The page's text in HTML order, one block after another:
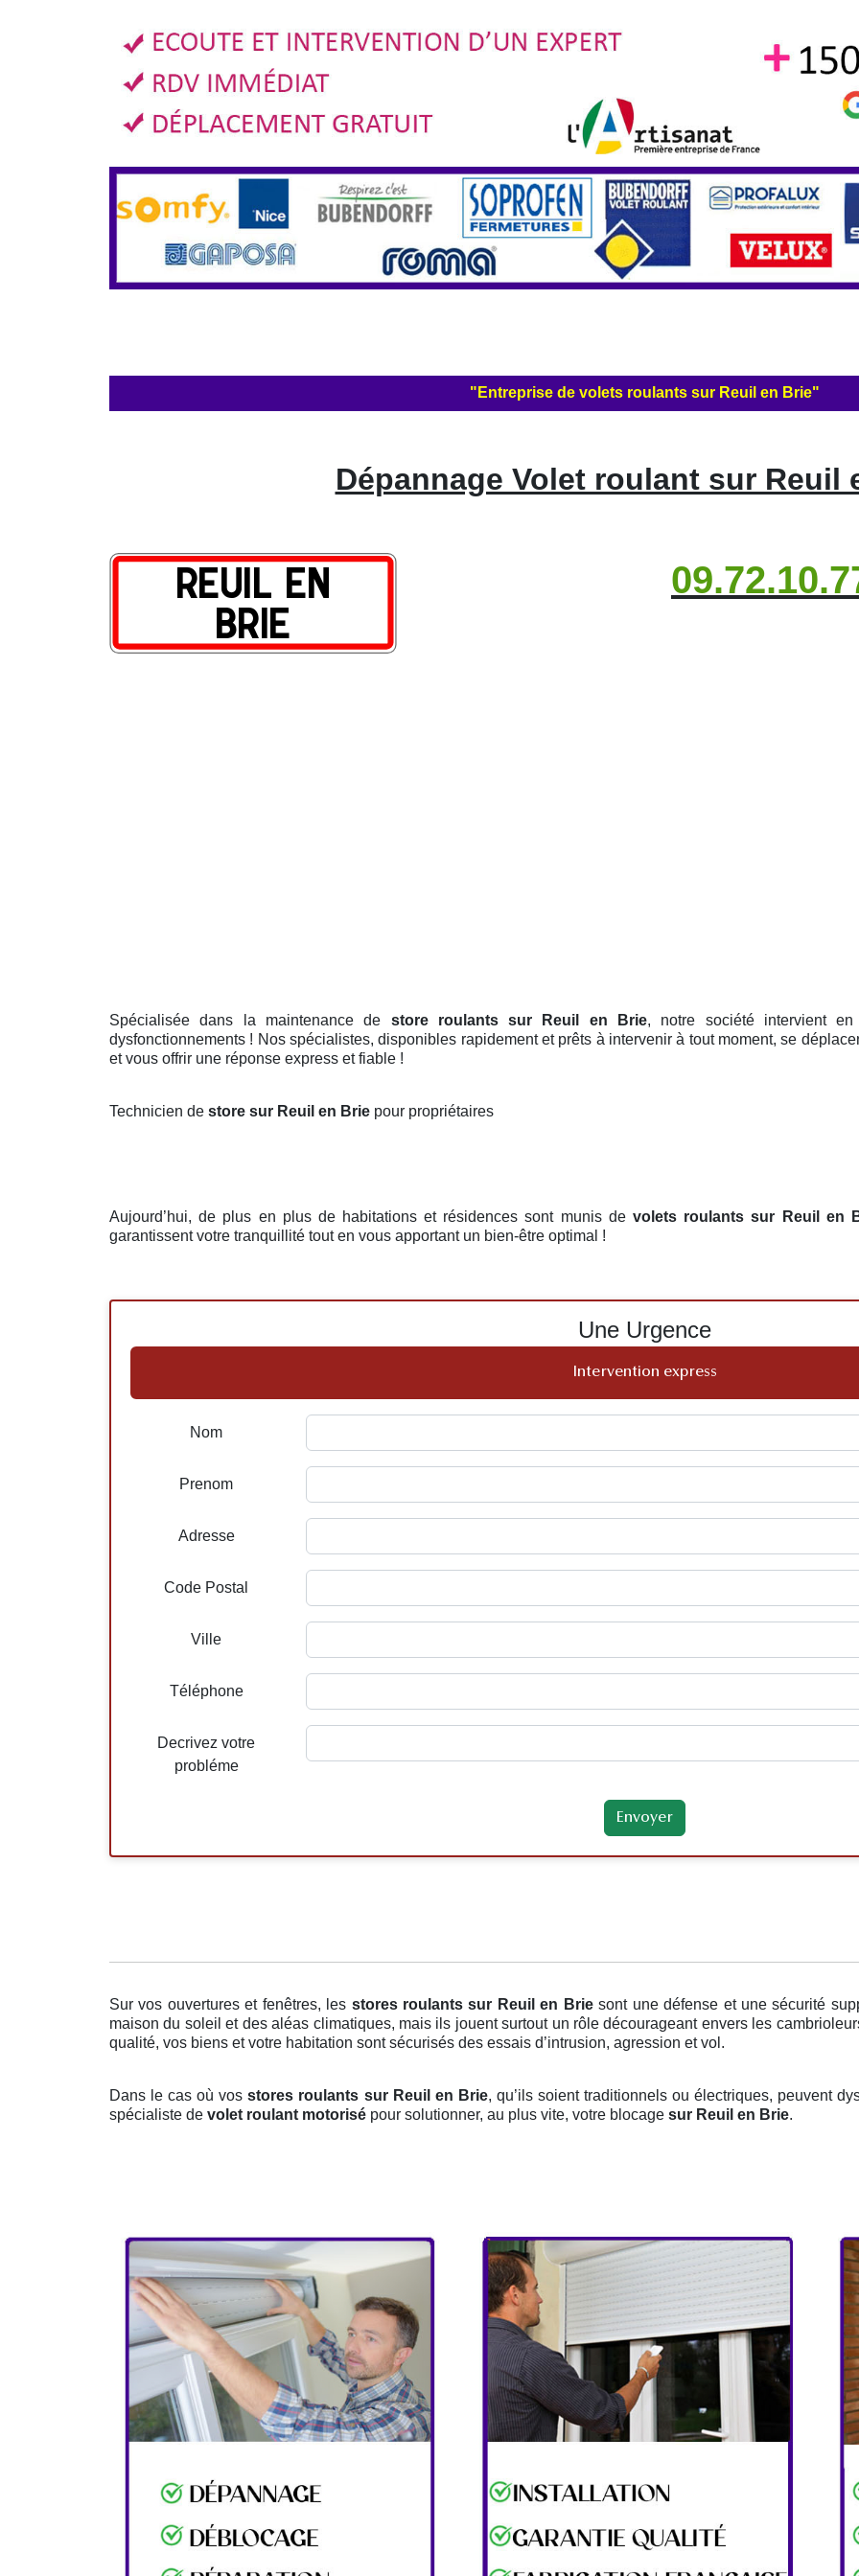
"Entreprise de volets roulants sur Reuil en Brie"
Dépannage Volet roulant sur Reuil
Spécialisée dans la maintenance de store roulants sur Reuil en Brie, notre société intervient
dysfonctionnements ! Nos spécialistes, disponibles rapidement et prêts à intervenir à tout moment, se
et vous offrir une réponse express et fiable !
Technicien de store sur Reuil en Brie pour propriétaires
Aujourd’hui, de plus en plus de habitations et résidences sont munis de volets roulants sur Reuil en
garantissent votre tranquillité tout en vous apportant un bien-être optimal !
Une Urgence
Intervention express
Nom
Prenom
Adresse
Code Postal
Ville
Téléphone
Decrivez votre
probléme
Sur vos ouvertures et fenêtres, les stores roulants sur Reuil en Briesont une défense et une sécurité
maison du soleil et des aléas climatiques, mais ils jouent surtout un rôle décourageant envers les
qualité, vos biens et votre habitation sont sécurisés des essais d’intrusion, agression et vol.
Dans le cas où vosstores roulants sur Reuil en Brie, qu’ils soient traditionnels ou électriques, peuvent
spécialiste de volet roulant motorisé pour solutionner, au plus vite, votre blocage sur Reuil en Brie.